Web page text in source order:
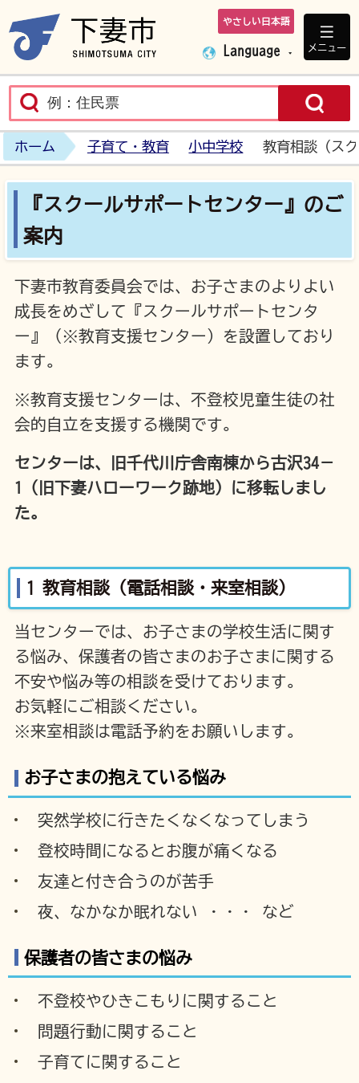
下妻市ホームペ
やさしい日本語
Language メニュー
ホーム 子育て・教育 小中学校 教育相談（ス
『スクールサポートセンター』のご
案内
下妻市教育委員会では、お子さまのよりよい
成長をめざして『スクールサポートセンタ
ー』（※教育支援センター）を設置しており
ます。
※教育支援センターは、不登校児童生徒の社
会的自立を支援する機関です。
センターは、旧千代川庁舎南棟から古沢34－
1（旧下妻ハローワーク跡地）に移転しまし
た。
1 教育相談（電話相談・来室相談）
当センターでは、お子さまの学校生活に関す
る悩み、保護者の皆さまのお子さまに関する
不安や悩み等の相談を受けております。
お気軽にご相談ください。
※来室相談は電話予約をお願いします。
お子さまの抱えている悩み
突然学校に行きたくなくなってしまう
登校時間になるとお腹が痛くなる
友達と付き合うのが苦手
夜、なかなか眠れない ・・・ など
保護者の皆さまの悩み
不登校やひきこもりに関すること
問題行動に関すること
子育てに関すること